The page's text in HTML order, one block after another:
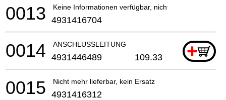
Keine Informationen verfügbar, nicht bestellbar
0013 4931416704
ANSCHLUSSLEITUNG +
0014 4931446489 109.33
Nicht mehr lieferbar, kein Ersatz
0015 4931416312